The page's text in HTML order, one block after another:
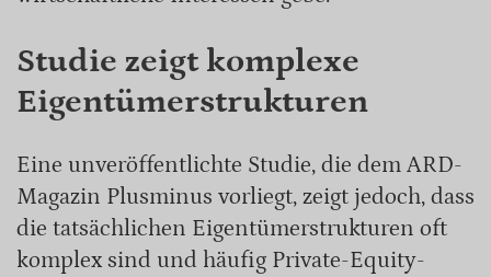
Studie zeigt komplexe
Eigentümerstrukturen
Eine unveröffentlichte Studie, die dem ARD-
Magazin Plusminus vorliegt, zeigt jedoch, dass
die tatsächlichen Eigentümerstrukturen oft
komplex sind und häufig Private-Equity-